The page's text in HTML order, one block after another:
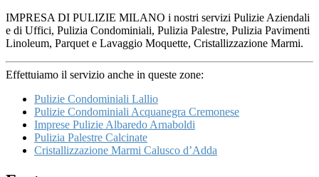
IMPRESA DI PULIZIE MILANO i nostri servizi Pulizie Aziendali
e di Uffici, Pulizia Condominiali, Pulizia Palestre, Pulizia Pavimenti
Linoleum, Parquet e Lavaggio Moquette, Cristallizzazione Marmi.
Effettuiamo il servizio anche in queste zone:
Pulizie Condominiali Lallio
Pulizie Condominiali Acquanegra Cremonese
Imprese Pulizie Albaredo Arnaboldi
Pulizia Palestre Calcinate
Cristallizzazione Marmi Calusco d’Adda